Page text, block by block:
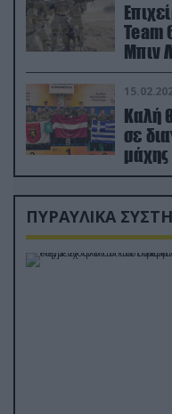
Team
Μπιν
Καλή
σε
ΠΥΡΑΥΛΙΚΑ